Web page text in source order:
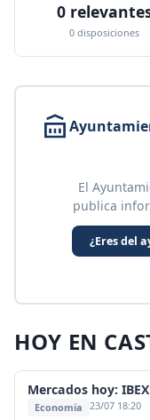
0
0 disposiciones
El
publica
¿Eres del
HOY EN
Mercados hoy:
Economía 23/07 18:20